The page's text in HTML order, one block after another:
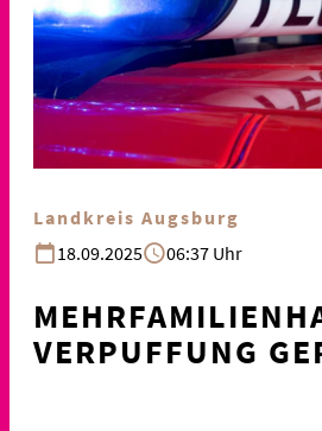
Landkreis Augsburg
18.09.2025
06:37 Uhr
VERPUFFUNG